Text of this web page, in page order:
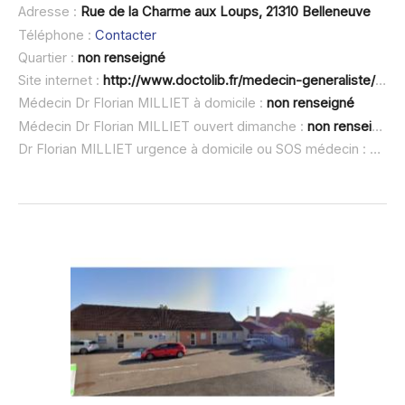
Adresse : Rue de la Charme aux Loups, 21310 Belleneuve
Téléphone : Contacter
Quartier : non renseigné
Site internet : http://www.doctolib.fr/medecin-generaliste/belleneuve/florian-milliet
Médecin Dr Florian MILLIET à domicile : non renseigné
Médecin Dr Florian MILLIET ouvert dimanche : non renseigné
Dr Florian MILLIET urgence à domicile ou SOS médecin :
non